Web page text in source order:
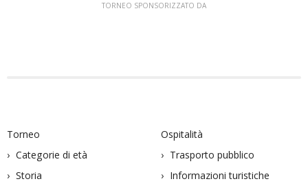
TORNEO SPONSORIZZATO DA
Torneo
Categorie di età
Storia
Ospitalità
Trasporto pubblico
Informazioni turistiche